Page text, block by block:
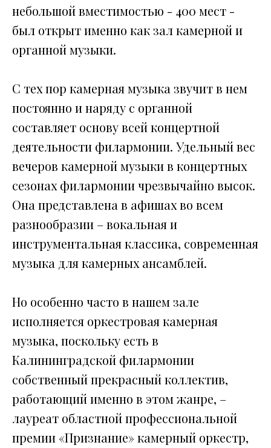
небольшой вместимостью - 400 мест -
был открыт именно как зал камерной и
органной музыки.
С тех пор камерная музыка звучит в нем
постоянно и наряду с органной
составляет основу всей концертной
деятельности филармонии. Удельный вес
вечеров камерной музыки в концертных
сезонах филармонии чрезвычайно высок.
Она представлена в афишах во всем
разнообразии – вокальная и
инструментальная классика, современная
музыка для камерных ансамблей.
Но особенно часто в нашем зале
исполняется оркестровая камерная
музыка, поскольку есть в
Калининградской филармонии
собственный прекрасный коллектив,
работающий именно в этом жанре, –
лауреат областной профессиональной
премии «Признание» камерный оркестр,